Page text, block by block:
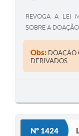
REVOGA A LEI
SOBRE A
Obs: DOAÇÃO
DERIVADOS
Nº 1424